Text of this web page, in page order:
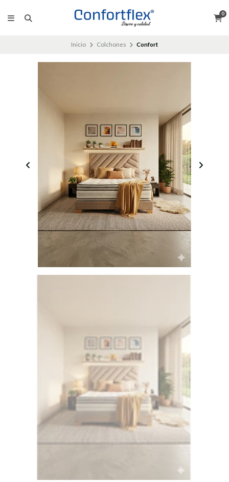
0
Inicio Colchones Confort